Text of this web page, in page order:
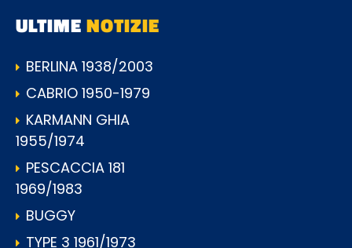
ULTIMENOTIZIE
BERLINA 1938/2003
CABRIO 1950-1979
KARMANN GHIA
1955/1974
PESCACCIA 181
1969/1983
BUGGY
TYPE 3 1961/1973